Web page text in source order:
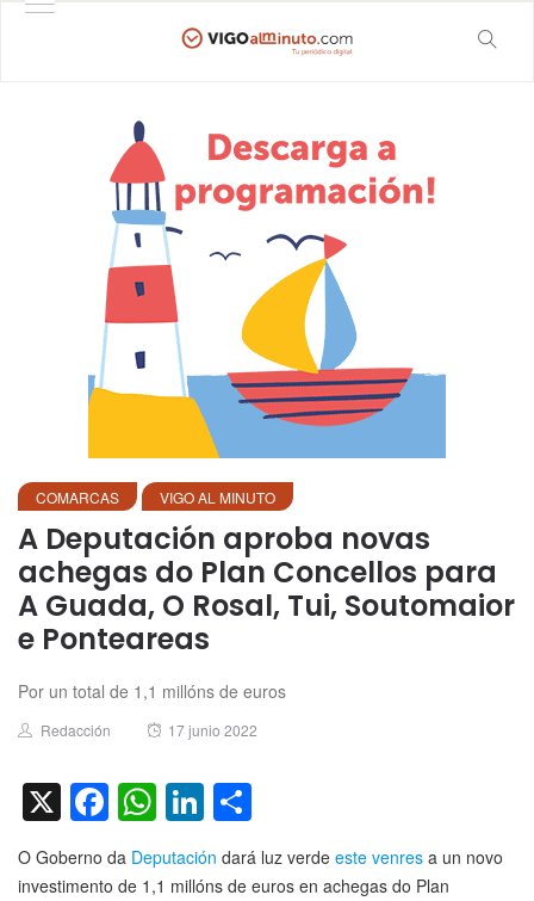
COMARCAS VIGO AL MINUTO
A Deputación aproba novas
achegas do Plan Concellos para
A Guada, O Rosal, Tui, Soutomaior
e Ponteareas
Por un total de 1,1 millóns de euros
Author
Redacción
Posted
17 junio 2022
X Facebook
WhatsApp
LinkedIn
O Goberno da Deputación dará luz verde este venres a un novo
investimento de 1,1 millóns de euros en achegas do Plan